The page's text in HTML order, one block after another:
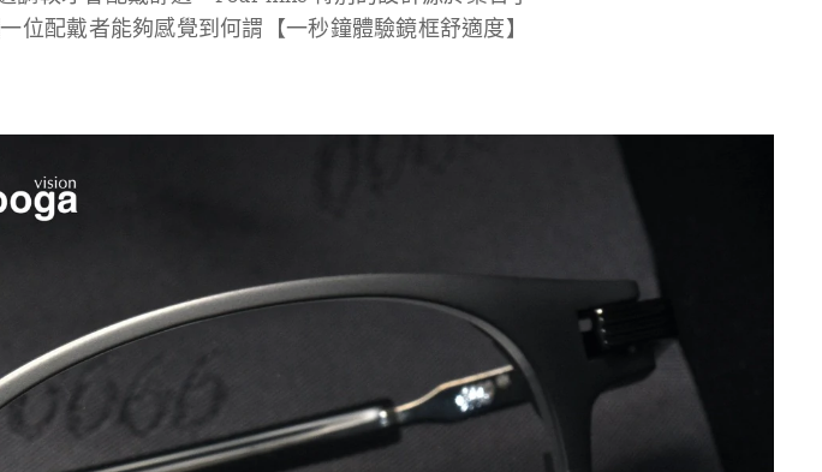
配戴者能夠感覺到何謂【一秒鐘體驗鏡框舒適度】